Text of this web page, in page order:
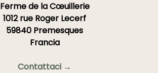
Ferme de la Cœuillerie
1012 rue Roger Lecerf
59840 Premesques
Francia
Contattaci →